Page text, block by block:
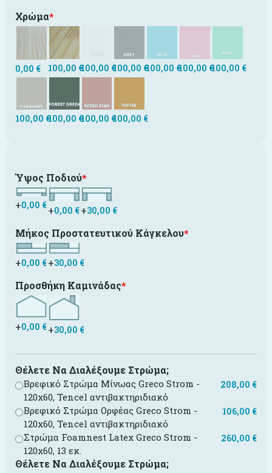
*
Χρώμα
0,00 € 100,00 €100,00 €100,00 €100,00 €100,00 €100,00 €
100,00 €100,00 €100,00 €100,00 €
*
Ύψος Ποδιού
+0,00 €+0,00 €+30,00 €
*
Μήκος Προστατευτικού Κάγκελου
+0,00 €+30,00 €
*
Προσθήκη Καμινάδας
+0,00 €+30,00 €
Θέλετε Να Διαλέξουμε Στρώμα;
Βρεφικό Στρώμα Μίνωας Greco Strom -
120x60, Tencel αντιβακτηριδιακό
208,00 €
Βρεφικό Στρώμα Ορφέας Greco Strom -
120x60, Tencel αντιβακτηριδιακό
106,00 €
Στρώμα Foamnest Latex Greco Strom -
120x60, 13 εκ.
260,00 €
Θέλετε Να Διαλέξουμε Στρώμα;